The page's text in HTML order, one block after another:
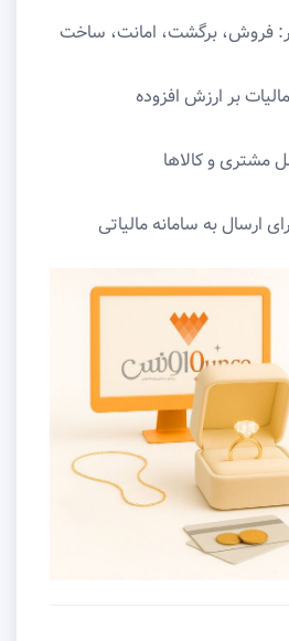
فروش، برگشت، امانت، ساخت
بر ارزش افزوده
مشتری و کالاها